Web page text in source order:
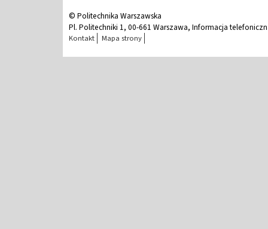
© Politechnika Warszawska
Pl. Politechniki 1, 00-661 Warszawa, Informacja
Kontakt Mapa strony